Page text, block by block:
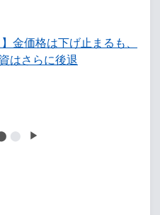
金価格は下げ止まるも、
はさらに後退
⬤ ▶